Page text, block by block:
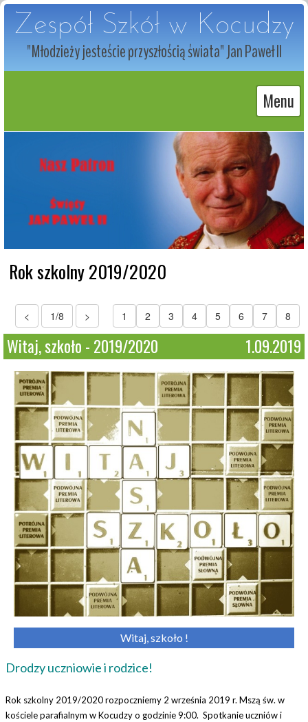
Zespół Szkół w Kocudzy
"Młodzieży jesteście przyszłością świata" Jan Paweł II
Menu
Rok szkolny 2019/2020
< 1/8 > 1 2 3 4 5 6 7 8
Witaj, szkoło - 2019/2020 1.09.2019
Witaj, szkoło !
Drodzy uczniowie i rodzice!
Rok szkolny 2019/2020 rozpoczniemy 2 września 2019 r. Mszą św. w
kościele parafialnym w Kocudzy o godzinie 9:00. Spotkanie uczniów i